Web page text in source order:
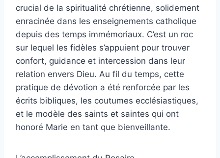
crucial de la spiritualité chrétienne, solidement
enracinée dans les enseignements catholique
depuis des temps immémoriaux. C’est un roc
sur lequel les fidèles s’appuient pour trouver
confort, guidance et intercession dans leur
relation envers Dieu. Au fil du temps, cette
pratique de dévotion a été renforcée par les
écrits bibliques, les coutumes ecclésiastiques,
et le modèle des saints et saintes qui ont
honoré Marie en tant que bienveillante.